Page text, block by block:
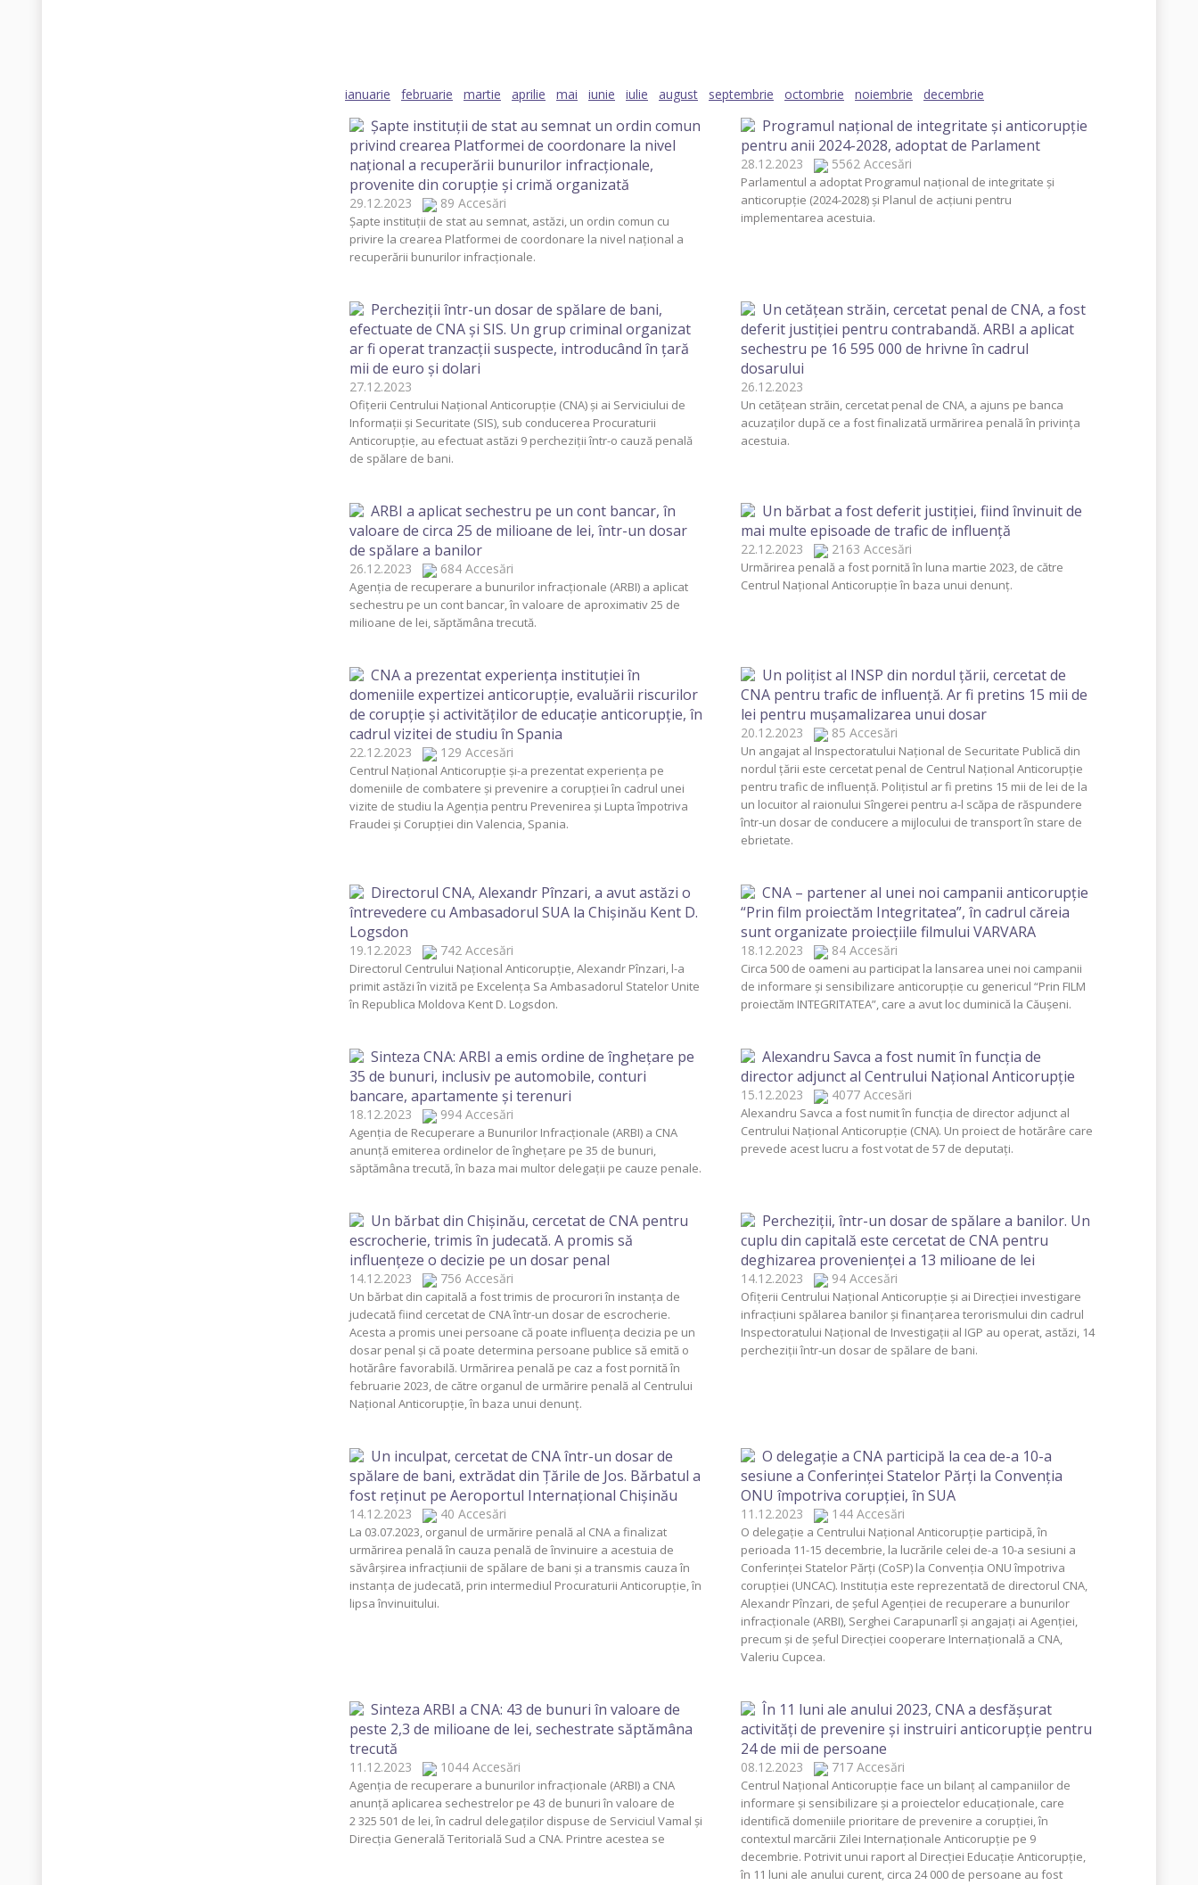
ianuarie februarie martie aprilie mai iunie iulie august septembrie octombrie noiembrie decembrie
Șapte instituții de stat au semnat un ordin comun
privind crearea Platformei de coordonare la nivel
național a recuperării bunurilor infracționale,
provenite din corupție și crimă organizată
29.12.2023 89 Accesări
Șapte instituții de stat au semnat, astăzi, un ordin comun cu
privire la crearea Platformei de coordonare la nivel național a
recuperării bunurilor infracționale.
Programul național de integritate și anticorupție
pentru anii 2024-2028, adoptat de Parlament
28.12.2023 5562 Accesări
Parlamentul a adoptat Programul național de integritate și
anticorupție (2024-2028) și Planul de acțiuni pentru
implementarea acestuia.
Percheziții într-un dosar de spălare de bani,
efectuate de CNA și SIS. Un grup criminal organizat
ar fi operat tranzacții suspecte, introducând în țară
mii de euro și dolari
27.12.2023
Ofițerii Centrului Național Anticorupție (CNA) și ai Serviciului de
Informații și Securitate (SIS), sub conducerea Procuraturii
Anticorupţie, au efectuat astăzi 9 percheziții într-o cauză penală
de spălare de bani.
Un cetățean străin, cercetat penal de CNA, a fost
deferit justiției pentru contrabandă. ARBI a aplicat
sechestru pe 16 595 000 de hrivne în cadrul
dosarului
26.12.2023
Un cetățean străin, cercetat penal de CNA, a ajuns pe banca
acuzaților după ce a fost finalizată urmărirea penală în privința
acestuia.
ARBI a aplicat sechestru pe un cont bancar, în
valoare de circa 25 de milioane de lei, într-un dosar
de spălare a banilor
26.12.2023 684 Accesări
Agenția de recuperare a bunurilor infracționale (ARBI) a aplicat
sechestru pe un cont bancar, în valoare de aproximativ 25 de
milioane de lei, săptămâna trecută.
Un bărbat a fost deferit justiției, fiind învinuit de
mai multe episoade de trafic de influență
22.12.2023 2163 Accesări
Urmărirea penală a fost pornită în luna martie 2023, de către
Centrul Național Anticorupție în baza unui denunț.
CNA a prezentat experiența instituției în
domeniile expertizei anticorupție, evaluării riscurilor
de corupție și activităților de educație anticorupție, în
cadrul vizitei de studiu în Spania
22.12.2023 129 Accesări
Centrul Național Anticorupție și-a prezentat experiența pe
domeniile de combatere și prevenire a corupției în cadrul unei
vizite de studiu la Agenția pentru Prevenirea și Lupta împotriva
Fraudei și Corupției din Valencia, Spania.
Un polițist al INSP din nordul țării, cercetat de
CNA pentru trafic de influență. Ar fi pretins 15 mii de
lei pentru mușamalizarea unui dosar
20.12.2023 85 Accesări
Un angajat al Inspectoratului Național de Securitate Publică din
nordul țării este cercetat penal de Centrul Național Anticorupție
pentru trafic de influență. Polițistul ar fi pretins 15 mii de lei de la
un locuitor al raionului Sîngerei pentru a-l scăpa de răspundere
într-un dosar de conducere a mijlocului de transport în stare de
ebrietate.
Directorul CNA, Alexandr Pînzari, a avut astăzi o
întrevedere cu Ambasadorul SUA la Chișinău Kent D.
Logsdon
19.12.2023 742 Accesări
Directorul Centrului Național Anticorupție, Alexandr Pînzari, l-a
primit astăzi în vizită pe Excelența Sa Ambasadorul Statelor Unite
în Republica Moldova Kent D. Logsdon.
CNA – partener al unei noi campanii anticorupție
“Prin film proiectăm Integritatea”, în cadrul căreia
sunt organizate proiecțiile filmului VARVARA
18.12.2023 84 Accesări
Circa 500 de oameni au participat la lansarea unei noi campanii
de informare și sensibilizare anticorupție cu genericul “Prin FILM
proiectăm INTEGRITATEA”, care a avut loc duminică la Căușeni.
Sinteza CNA: ARBI a emis ordine de înghețare pe
35 de bunuri, inclusiv pe automobile, conturi
bancare, apartamente și terenuri
18.12.2023 994 Accesări
Agenția de Recuperare a Bunurilor Infracționale (ARBI) a CNA
anunță emiterea ordinelor de înghețare pe 35 de bunuri,
săptămâna trecută, în baza mai multor delegații pe cauze penale.
Alexandru Savca a fost numit în funcția de
director adjunct al Centrului Național Anticorupție
15.12.2023 4077 Accesări
Alexandru Savca a fost numit în funcția de director adjunct al
Centrului Național Anticorupție (CNA). Un proiect de hotărâre care
prevede acest lucru a fost votat de 57 de deputați.
Un bărbat din Chișinău, cercetat de CNA pentru
escrocherie, trimis în judecată. A promis să
influențeze o decizie pe un dosar penal
14.12.2023 756 Accesări
Un bărbat din capitală a fost trimis de procurori în instanța de
judecată fiind cercetat de CNA într-un dosar de escrocherie.
Acesta a promis unei persoane că poate influența decizia pe un
dosar penal și că poate determina persoane publice să emită o
hotărâre favorabilă. Urmărirea penală pe caz a fost pornită în
februarie 2023, de către organul de urmărire penală al Centrului
Național Anticorupție, în baza unui denunț.
Percheziții, într-un dosar de spălare a banilor. Un
cuplu din capitală este cercetat de CNA pentru
deghizarea provenienței a 13 milioane de lei
14.12.2023 94 Accesări
Ofițerii Centrului Național Anticorupție și ai Direcției investigare
infracțiuni spălarea banilor și finanțarea terorismului din cadrul
Inspectoratului Național de Investigații al IGP au operat, astăzi, 14
percheziții într-un dosar de spălare de bani.
Un inculpat, cercetat de CNA într-un dosar de
spălare de bani, extrădat din Țările de Jos. Bărbatul a
fost reținut pe Aeroportul Internațional Chișinău
14.12.2023 40 Accesări
La 03.07.2023, organul de urmărire penală al CNA a finalizat
urmărirea penală în cauza penală de învinuire a acestuia de
săvârșirea infracțiunii de spălare de bani și a transmis cauza în
instanța de judecată, prin intermediul Procuraturii Anticorupție, în
lipsa învinuitului.
O delegație a CNA participă la cea de-a 10-a
sesiune a Conferinţei Statelor Părţi la Convenţia
ONU împotriva corupţiei, în SUA
11.12.2023 144 Accesări
O delegație a Centrului Național Anticorupție participă, în
perioada 11-15 decembrie, la lucrările celei de-a 10-a sesiuni a
Conferinţei Statelor Părţi (CoSP) la Convenţia ONU împotriva
corupţiei (UNCAC). Instituția este reprezentată de directorul CNA,
Alexandr Pînzari, de șeful Agenției de recuperare a bunurilor
infracționale (ARBI), Serghei Carapunarlî și angajați ai Agenției,
precum și de șeful Direcției cooperare Internațională a CNA,
Valeriu Cupcea.
Sinteza ARBI a CNA: 43 de bunuri în valoare de
peste 2,3 de milioane de lei, sechestrate săptămâna
trecută
11.12.2023 1044 Accesări
Agenția de recuperare a bunurilor infracționale (ARBI) a CNA
anunță aplicarea sechestrelor pe 43 de bunuri în valoare de
2 325 501 de lei, în cadrul delegaților dispuse de Serviciul Vamal și
Direcția Generală Teritorială Sud a CNA. Printre acestea se
În 11 luni ale anului 2023, CNA a desfășurat
activități de prevenire și instruiri anticorupție pentru
24 de mii de persoane
08.12.2023 717 Accesări
Centrul Național Anticorupție face un bilanț al campaniilor de
informare și sensibilizare și a proiectelor educaționale, care
identifică domeniile prioritare de prevenire a corupției, în
contextul marcării Zilei Internaționale Anticorupție pe 9
decembrie. Potrivit unui raport al Direcției Educație Anticorupție,
în 11 luni ale anului curent, circa 24 000 de persoane au fost